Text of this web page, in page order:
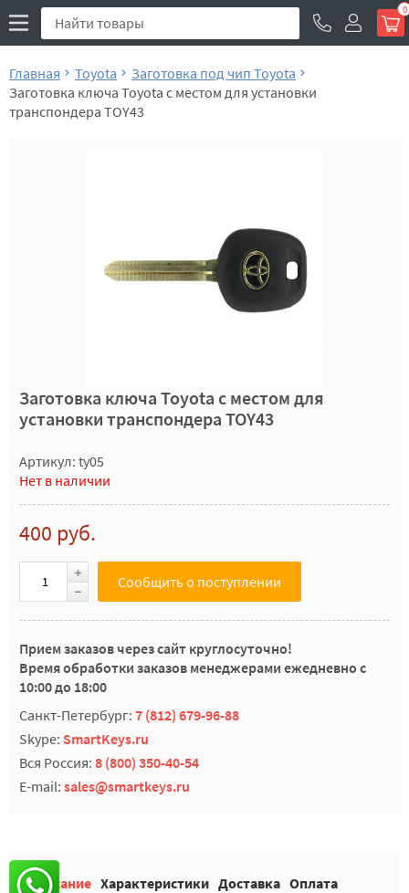
0
Главная Toyota
Заготовка под чип Toyota
Заготовка ключа Toyota с местом для установки
транспондера TOY43
Заготовка ключа Toyota с местом для
установки транспондера TOY43
Артикул: ty05
Нет в наличии
400 руб.
Сообщить о поступлении
Прием заказов через сайт круглосуточно!
Время обработки заказов менеджерами ежедневно с
10:00 до 18:00
Санкт-Петербург: 7 (812) 679-96-88
Skype: SmartKeys.ru
Вся Россия: 8 (800) 350-40-54
E-mail: sales@smartkeys.ru
Описание Характеристики Доставка Оплата